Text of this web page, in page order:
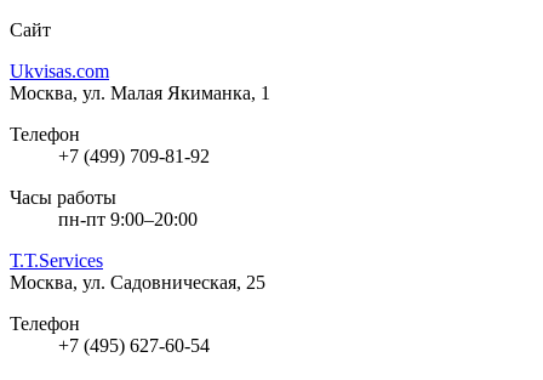
Сайт
Ukvisas.com
Москва, ул. Малая Якиманка, 1
Телефон
+7 (499) 709-81-92
Часы работы
пн-пт 9:00–20:00
Т.Т.Services
Москва, ул. Садовническая, 25
Телефон
+7 (495) 627-60-54